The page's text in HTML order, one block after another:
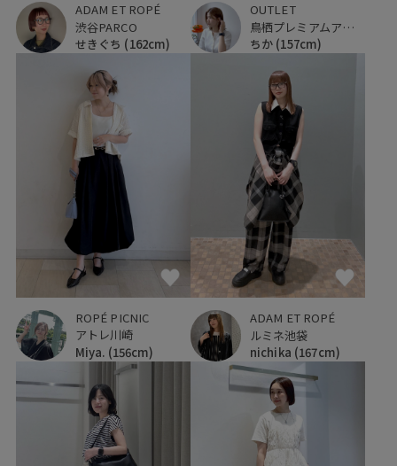
ADAM ET ROPÉ
渋谷PARCO
せきぐち (162cm)
OUTLET
鳥栖プレミアムアウトレット
ちか (157cm)
ROPÉ PICNIC
アトレ川崎
Miya. (156cm)
ADAM ET ROPÉ
ルミネ池袋
nichika (167cm)